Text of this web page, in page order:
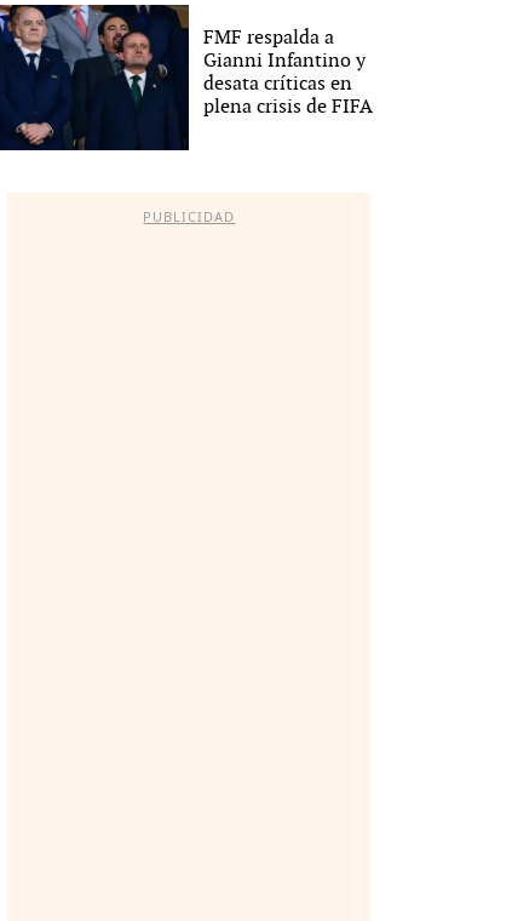
FMF respalda a
Gianni Infantino y
desata críticas en
plena crisis de FIFA
PUBLICIDAD